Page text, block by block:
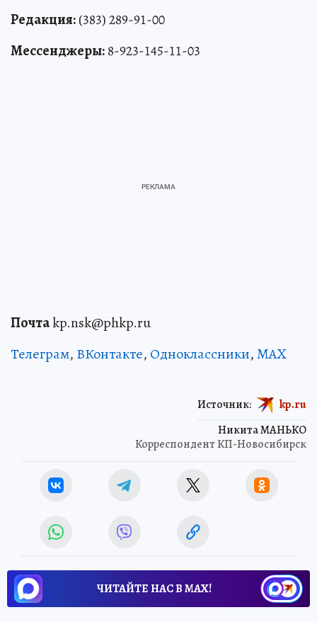
Редакция:(383) 289-91-00
Мессенджеры:8-923-145-11-03
Почтаkp.nsk@phkp.ru
Телеграм, ВКонтакте, Одноклассники,MAX
Никита МАНЬКО
Корреспондент КП-Новосибирск
Источник: kp.ru
ЧИТАЙТЕ НАС В МАХ!